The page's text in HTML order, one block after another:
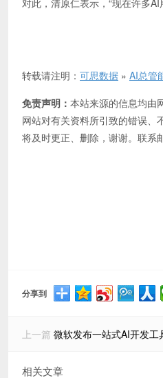
对此，清原仁表示，“现在许多
转载请注明： 可思数据 » AI总管
免责声明： 本站来源的信息均由
网站对有关资料所引致的错误、
将及时更正、删除，谢谢。联系
分享到
上一篇 微软发布一站式AI开发
相关文章